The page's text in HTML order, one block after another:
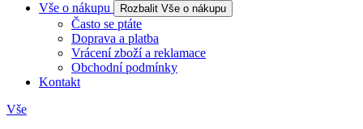
Vše o nákupu
Rozbalit Vše o nákupu
Často se ptáte
Doprava a platba
Vrácení zboží a reklamace
Obchodní podmínky
Kontakt
Vše